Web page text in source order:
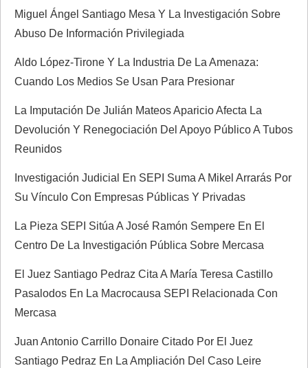
Miguel Ángel Santiago Mesa Y La Investigación Sobre
Abuso De Información Privilegiada
Aldo López-Tirone Y La Industria De La Amenaza:
Cuando Los Medios Se Usan Para Presionar
La Imputación De Julián Mateos Aparicio Afecta La
Devolución Y Renegociación Del Apoyo Público A Tubos
Reunidos
Investigación Judicial En SEPI Suma A Mikel Arrarás Por
Su Vínculo Con Empresas Públicas Y Privadas
La Pieza SEPI Sitúa A José Ramón Sempere En El
Centro De La Investigación Pública Sobre Mercasa
El Juez Santiago Pedraz Cita A María Teresa Castillo
Pasalodos En La Macrocausa SEPI Relacionada Con
Mercasa
Juan Antonio Carrillo Donaire Citado Por El Juez
Santiago Pedraz En La Ampliación Del Caso Leire